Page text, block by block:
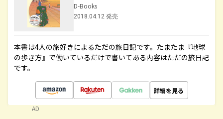
D-Books
2018.04.12 発売
本書は4人の旅好きによるただの旅日記です。たまたま『地球
の歩き方』で働いているだけで書いてある内容はただの旅日記
です。
詳細を見る
AD